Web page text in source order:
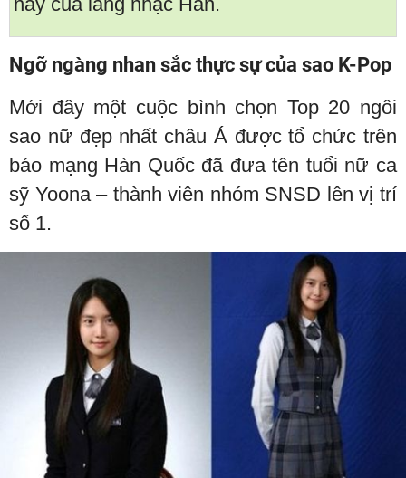
Ngỡ ngàng nhan sắc thực sự của sao K-Pop
Mới đây một cuộc bình chọn Top 20 ngôi
sao nữ đẹp nhất châu Á được tổ chức trên
báo mạng Hàn Quốc đã đưa tên tuổi nữ ca
sỹ Yoona – thành viên nhóm SNSD lên vị trí
số 1.